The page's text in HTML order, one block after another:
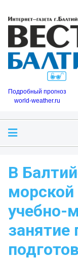
Подробный прогноз
world-weather.ru
В
морской
учебно-
занятие